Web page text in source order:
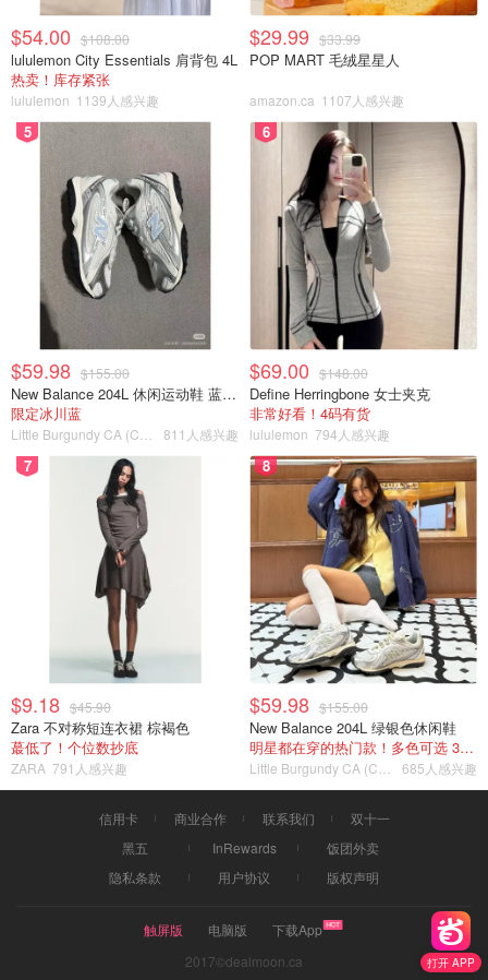
打开 APP
$54.00 $108.00
lululemon City Essentials 肩背包 4L
热卖！库存紧张
lululemon 1139人感兴趣
$29.99 $33.99
POP MART 毛绒星星人
amazon.ca 1107人感兴趣
5
$59.98 $155.00
New Balance 204L 休闲运动鞋 蓝银色
限定冰川蓝
811人感兴趣
6
$69.00 $148.00
Define Herringbone 女士夹克
非常好看！4码有货
lululemon 794人感兴趣
7
$9.18 $45.90
Zara 不对称短连衣裙 棕褐色
蕞低了！个位数抄底
ZARA 791人感兴趣
8
$59.98 $155.00
New Balance 204L 绿银色休闲鞋
明星都在穿的热门款！多色可选 3.8折
685人感兴趣
信用卡 商业合作 联系我们
双十一
黑五
InRewards
饭团外卖
隐私条款
用户协议 版权声明
触屏版 电脑版
下载App
2017©dealmoon.ca